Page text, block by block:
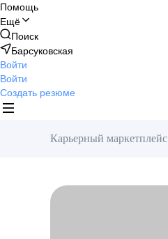
Помощь
Ещё
Поиск
Барсуковская
Войти
Войти
Создать резюме
Карьерный маркетплейс